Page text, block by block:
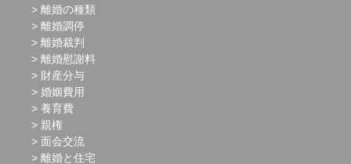
離婚の種類
離婚調停
離婚裁判
離婚慰謝料
財産分与
婚姻費用
養育費
親権
面会交流
離婚と住宅